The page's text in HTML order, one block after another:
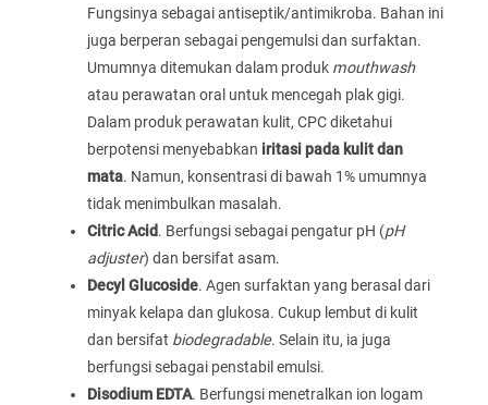
Fungsinya sebagai antiseptik/antimikroba. Bahan ini
juga berperan sebagai pengemulsi dan surfaktan.
Umumnya ditemukan dalam produk mouthwash
atau perawatan oral untuk mencegah plak gigi.
Dalam produk perawatan kulit, CPC diketahui
berpotensi menyebabkan iritasi pada kulit dan
mata. Namun, konsentrasi di bawah 1% umumnya
tidak menimbulkan masalah.
Citric Acid. Berfungsi sebagai pengatur pH (pH
adjuster) dan bersifat asam.
Decyl Glucoside. Agen surfaktan yang berasal dari
minyak kelapa dan glukosa. Cukup lembut di kulit
dan bersifat biodegradable. Selain itu, ia juga
berfungsi sebagai penstabil emulsi.
Disodium EDTA. Berfungsi menetralkan ion logam